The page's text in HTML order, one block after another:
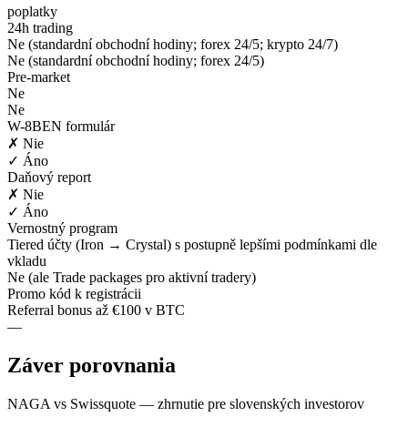
poplatky
24h trading
Ne (standardní obchodní hodiny; forex 24/5; krypto 24/7)
Ne (standardní obchodní hodiny; forex 24/5)
Pre-market
Ne
Ne
W-8BEN formulár
✗ Nie
✓ Áno
Daňový report
✗ Nie
✓ Áno
Vernostný program
Tiered účty (Iron → Crystal) s postupně lepšími podmínkami dle
vkladu
Ne (ale Trade packages pro aktivní tradery)
Promo kód k registrácii
Referral bonus až €100 v BTC
—
Záver porovnania
NAGA vs Swissquote — zhrnutie pre slovenských investorov